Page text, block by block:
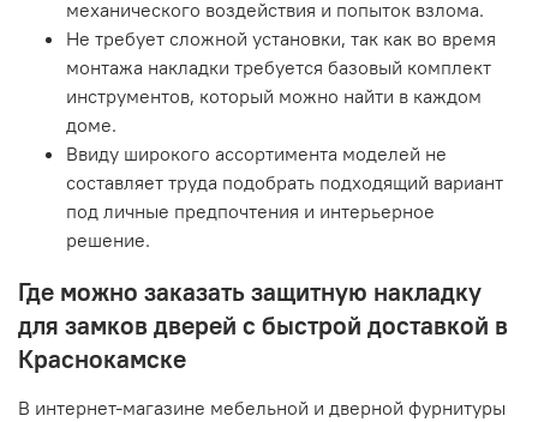
механического воздействия и попыток взлома.
Не требует сложной установки, так как во время
монтажа накладки требуется базовый комплект
инструментов, который можно найти в каждом
доме.
Ввиду широкого ассортимента моделей не
составляет труда подобрать подходящий вариант
под личные предпочтения и интерьерное
решение.
Где можно заказать защитную накладку
для замков дверей с быстрой доставкой в
Краснокамске
В интернет-магазине мебельной и дверной фурнитуры